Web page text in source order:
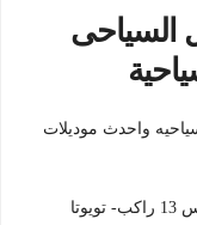
السياحى
واحدث موديلات
اتوبيسات سياحيهمكروباص سياحيه مثل( هايس 13 راكب- تويوتا